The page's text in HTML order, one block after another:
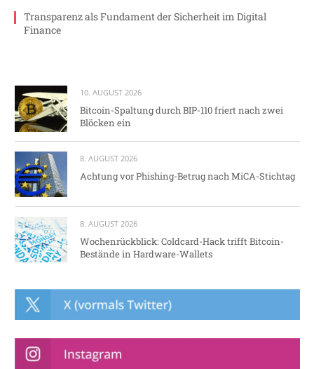
Transparenz als Fundament der Sicherheit im Digital
Finance
10. AUGUST 2026
Bitcoin-Spaltung durch BIP-110 friert nach zwei
Blöcken ein
8. AUGUST 2026
Achtung vor Phishing-Betrug nach MiCA-Stichtag
8. AUGUST 2026
Wochenrückblick: Coldcard-Hack trifft Bitcoin-
Bestände in Hardware-Wallets